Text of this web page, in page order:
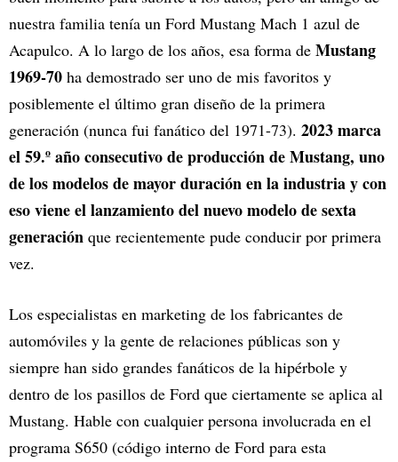
nuestra familia tenía un Ford Mustang Mach 1 azul de
Acapulco. A lo largo de los años, esa forma de Mustang
1969-70 ha demostrado ser uno de mis favoritos y
posiblemente el último gran diseño de la primera
generación (nunca fui fanático del 1971-73). 2023 marca
el 59.º año consecutivo de producción de Mustang, uno
de los modelos de mayor duración en la industria y con
eso viene el lanzamiento del nuevo modelo de sexta
generación que recientemente pude conducir por primera
vez.
Los especialistas en marketing de los fabricantes de
automóviles y la gente de relaciones públicas son y
siempre han sido grandes fanáticos de la hipérbole y
dentro de los pasillos de Ford que ciertamente se aplica al
Mustang. Hable con cualquier persona involucrada en el
programa S650 (código interno de Ford para esta